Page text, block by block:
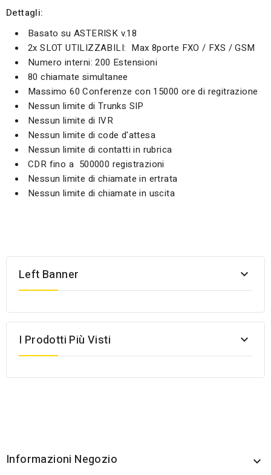
Dettagli:
Basato su ASTERISK v.18
2x SLOT UTILIZZABILI: Max 8porte FXO / FXS / GSM
Numero interni: 200 Estensioni
80 chiamate simultanee
Massimo 60 Conferenze con 15000 ore di regitrazione
Nessun limite di Trunks SIP
Nessun limite di IVR
Nessun limite di code d'attesa
Nessun limite di contatti in rubrica
CDR fino a 500000 registrazioni
Nessun limite di chiamate in ertrata
Nessun limite di chiamate in uscita
Left Banner 
I Prodotti Più Visti 
Informazioni Negozio 